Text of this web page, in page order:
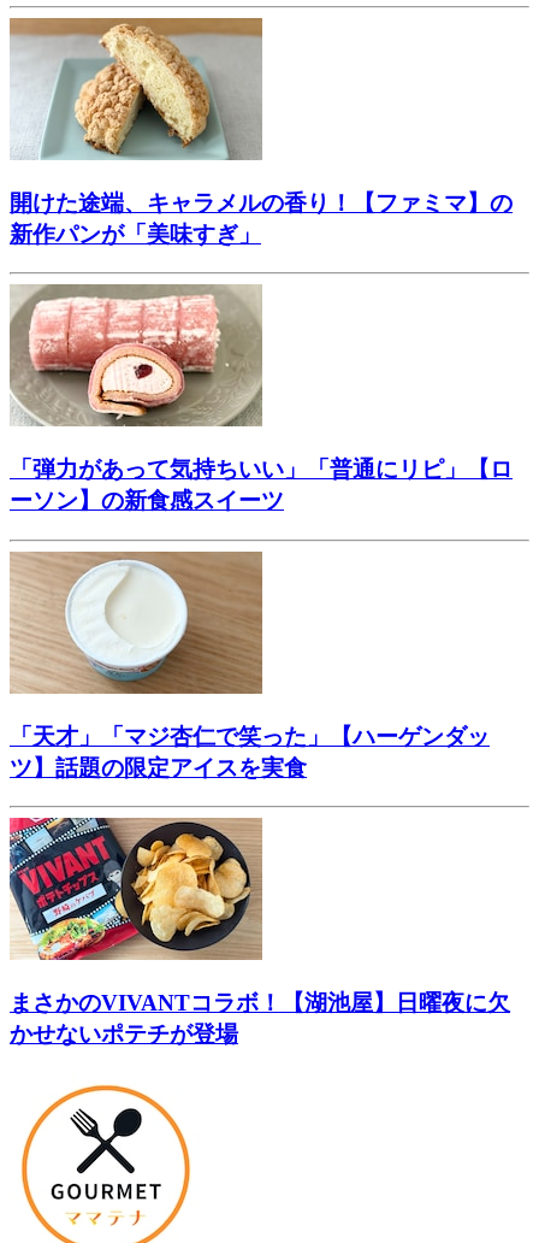
開けた途端、キャラメルの香り！【ファミマ】の
新作パンが「美味すぎ」
「弾力があって気持ちいい」「普通にリピ」【ロ
ーソン】の新食感スイーツ
「天才」「マジ杏仁で笑った」【ハーゲンダッ
ツ】話題の限定アイスを実食
まさかのVIVANTコラボ！【湖池屋】日曜夜に欠
かせないポテチが登場